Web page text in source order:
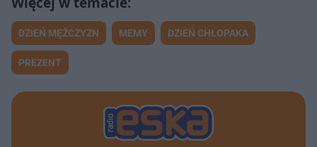
DZIEŃ MĘŻCZYZN MEMY DZIEŃ CHŁOPAKA
PREZENT